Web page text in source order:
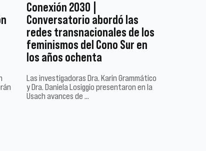
Conexión 2030 |
Conversatorio abordó las
redes transnacionales de los
feminismos del Cono Sur en
los años ochenta
Las investigadoras Dra. Karin Grammático
y Dra. Daniela Losiggio presentaron en la
Usach avances de …